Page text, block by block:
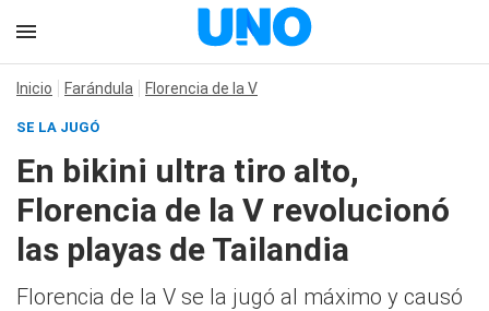
Inicio Farándula Florencia de la V
SE LA JUGÓ
En bikini ultra tiro alto,
Florencia de la V revolucionó
las playas de Tailandia
Florencia de la V se la jugó al máximo y causó